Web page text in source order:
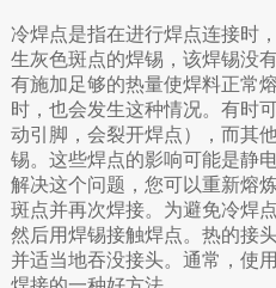
冷焊点是指在进行焊点连接时
生灰色斑点的焊锡，该焊锡没
有施加足够的热量使焊料正常
时，也会发生这种情况。有时
动引脚，会裂开焊点），而其
锡。这些焊点的影响可能是静
解决这个问题，您可以重新熔
斑点并再次焊接。为避免冷焊
然后用焊锡接触焊点。热的接
并适当地吞没接头。通常，使